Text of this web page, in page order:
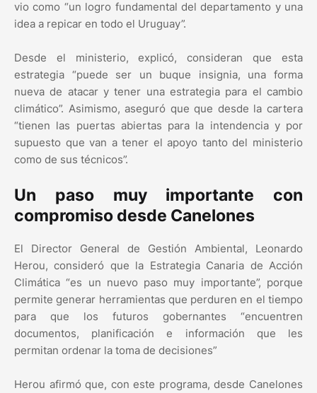
vio como “un logro fundamental del departamento y una
idea a repicar en todo el Uruguay”.
Desde el ministerio, explicó, consideran que esta
estrategia “puede ser un buque insignia, una forma
nueva de atacar y tener una estrategia para el cambio
climático”. Asimismo, aseguró que que desde la cartera
“tienen las puertas abiertas para la intendencia y por
supuesto que van a tener el apoyo tanto del ministerio
como de sus técnicos”.
Un paso muy importante con
compromiso desde Canelones
El Director General de Gestión Ambiental, Leonardo
Herou, consideró que la Estrategia Canaria de Acción
Climática “es un nuevo paso muy importante”, porque
permite generar herramientas que perduren en el tiempo
para que los futuros gobernantes “encuentren
documentos, planificación e información que les
permitan ordenar la toma de decisiones”
Herou afirmó que, con este programa, desde Canelones